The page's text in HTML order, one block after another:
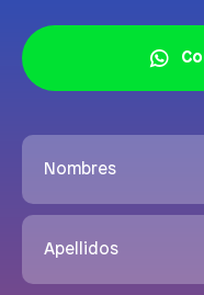
Nombres
Apellidos